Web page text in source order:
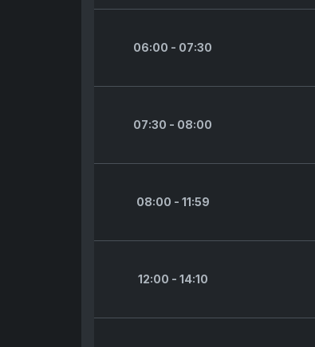
06:00 - 07:30
07:30 - 08:00
08:00 - 11:59
12:00 - 14:10